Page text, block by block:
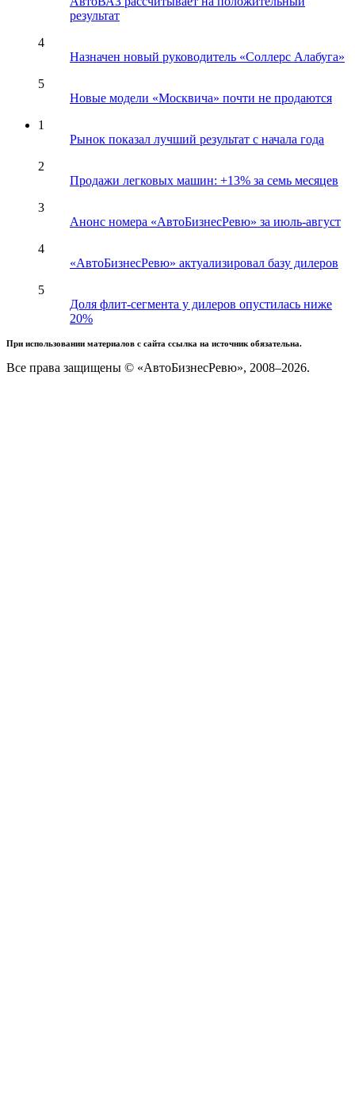
результат
4
Назначен новый руководитель «Соллерс Алабуга»
5
Новые модели «Москвича» почти не продаются
1
Рынок показал лучший результат с начала года
2
Продажи легковых машин: +13% за семь месяцев
3
Анонс номера «АвтоБизнесРевю» за июль-август
4
«АвтоБизнесРевю» актуализировал базу дилеров
5
Доля флит-сегмента у дилеров опустилась ниже
20%
При использовании материалов с сайта ссылка на источник обязательна.
Все права защищены © «АвтоБизнесРевю», 2008–2026.